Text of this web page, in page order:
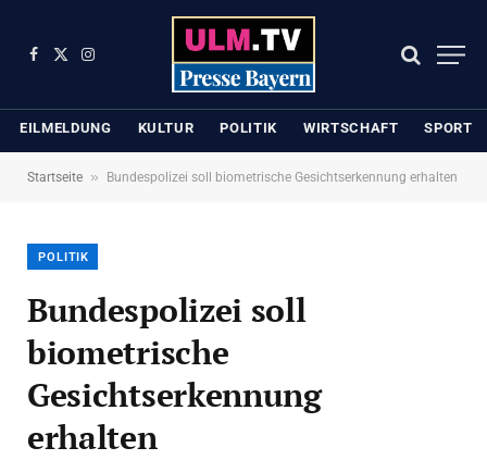
Facebook
X
Instagram
EILMELDUNG KULTUR POLITIK WIRTSCHAFT SPORT
Startseite » Bundespolizei soll biometrische Gesichtserkennung erhalten
POLITIK
Bundespolizei soll
biometrische
Gesichtserkennung
erhalten